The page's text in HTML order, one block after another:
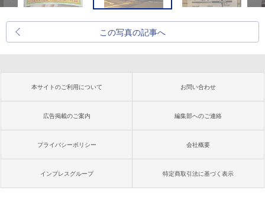
この写真の記事へ
本サイトのご利用について お問い合わせ
広告掲載のご案内 編集部へのご連絡
プライバシーポリシー 会社概要
インプレスグループ 特定商取引法に基づく表示